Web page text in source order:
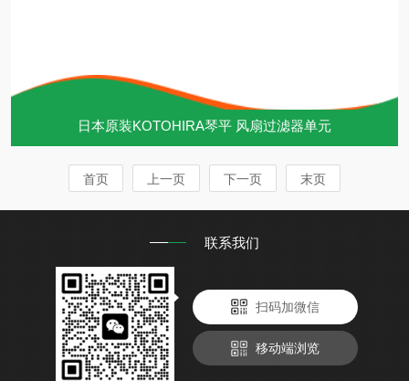
日本原装KOTOHIRA琴平 风扇过滤器单元
首页 上一页 下一页 末页
联系我们
扫码加微信
移动端浏览